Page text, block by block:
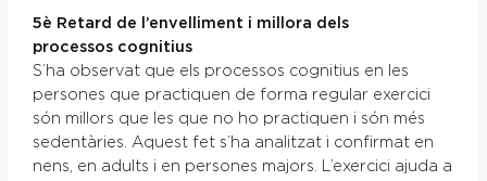
5è Retard de l’envelliment i millora dels
processos cognitius
S’ha observat que els processos cognitius en les
persones que practiquen de forma regular exercici
són millors que les que no ho practiquen i són més
sedentàries. Aquest fet s’ha analitzat i confirmat en
nens, en adults i en persones majors. L’exercici ajuda a